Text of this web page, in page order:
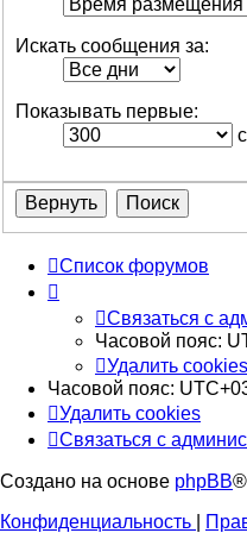
Искать сообщения за:
Показывать первые:
Список форумов
Связаться с
Часовой пояс:
Удалить cookies
Часовой пояс:
Удалить cookies
Связаться с
Создано на основе phpBB®
Конфиденциальность